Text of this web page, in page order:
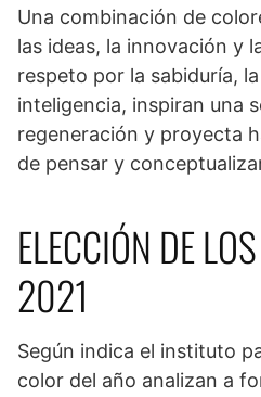
Una combinación de
las ideas, la innovación y
respeto por la sabiduría,
inteligencia, inspiran una
regeneración y proyecta
de pensar y
ELECCIÓN DE
2021
Según indica el instituto
color del año analizan a